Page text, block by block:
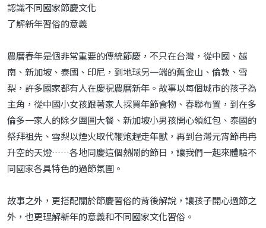
認識不同國家節慶文化
了解新年習俗的意義
農曆春年是個非常重要的傳統節慶，不只在台灣，從中國、越
南、新加坡、泰國、印尼，到地球另一端的舊金山、倫敦、雪
梨，許多國家都有人在慶祝農曆新年。故事以每個城市的孩子為
主角，從中國小女孩跟著家人採買年節食物、春聯布置，到在多
倫多一家人的除夕團圓大餐、新加坡小男孩開心領紅包、泰國的
祭拜祖先、雪梨以煙火取代鞭炮趕走年獸，再到台灣元宵節冉冉
升空的天燈……各地同慶這個熱鬧的節日，讓我們一起來體驗不
同國家各具特色的過節氛圍。
故事之外，更搭配關於節慶習俗的背後解說，讓孩子開心過節之
外，也更理解新年的意義和不同國家文化習俗。